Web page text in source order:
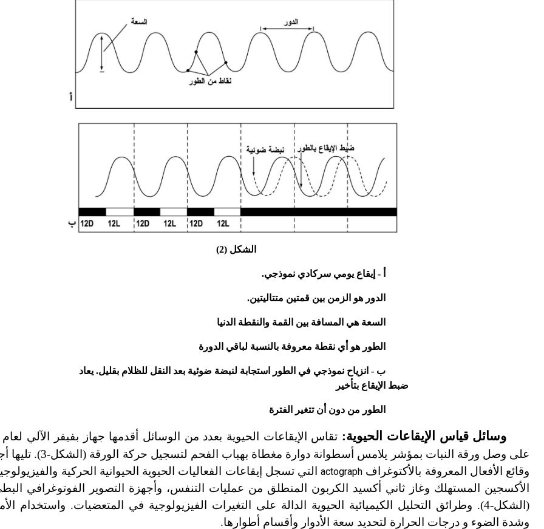
الشكل (2)
أ - إيقاع يومي سركادي نموذجي.
الدور هو الزمن بين قمتين متتاليتين.
السعة هي المسافة بين القمة والنقطة الدنيا
الطور هو أي نقطة معروفة بالنسبة لباقي الدورة
ب - انزياح نموذجي في الطور استجابة لنبضة ضوئية بعد النقل للظلام بقليل. يعاد
ضبط الإيقاع بتأخير
الطور من دون أن تتغير الفترة
وسائل قياس الإيقاعات الحيوية:
على وصل ورقة النبات بمؤشر يلامس أسطوانة
وقائع الأفعال المعروفة بالأكتوغراف actographالتي تسجل إيقاعات الفعاليات الحيوية الحيوانية الحركية
الأكسجين المستهلك وغاز ثاني أكسيد الكربون المنطلق من عمليات التنفس، وأجهزة التصوير الفوتوغرافي
(الشكل-4). وطرائق التحليل الكيميائية الحيوية الدالة على التغيرات الفيزيولوجية في المتعضيات. واستخدام
وشدة الضوء و درجات الحرارة لتحديد سعة الأدوار وأقسام أطوارها.